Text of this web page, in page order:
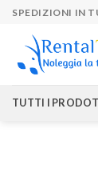
Skip
content
SPEDIZIONI IN
TUTTI I